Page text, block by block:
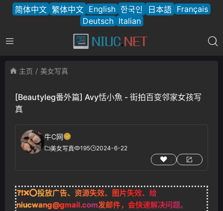
简体中文 繁体中文 English 한국인 日本語 Français
Deutsch Italian
主页 美女写真
[Beautyleg番外篇] Avy恬小魚 - 街拍百变邻家女孩写
真
牛C网
美女写真 195 2024-6-22
❓❗❌⭕投放广告、资源失效、图片失效、给
niucwang@gmail.com发邮件，会快速解决问题。